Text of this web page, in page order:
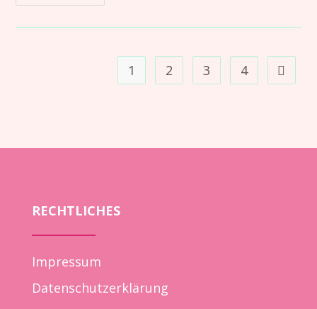
1 2 3 4
RECHTLICHES
Impressum
Datenschutzerklärung